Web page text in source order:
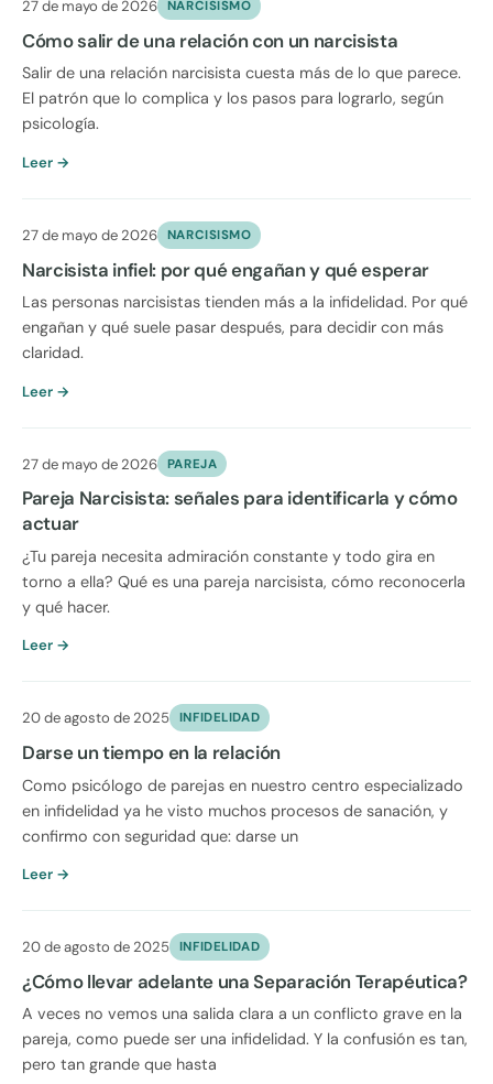
27 de mayo de 2026 NARCISISMO
Cómo salir de una relación con un narcisista
Salir de una relación narcisista cuesta más de lo que parece.
El patrón que lo complica y los pasos para lograrlo, según
psicología.
Leer →
27 de mayo de 2026 NARCISISMO
Narcisista infiel: por qué engañan y qué esperar
Las personas narcisistas tienden más a la infidelidad. Por qué
engañan y qué suele pasar después, para decidir con más
claridad.
Leer →
27 de mayo de 2026 PAREJA
Pareja Narcisista: señales para identificarla y cómo
actuar
¿Tu pareja necesita admiración constante y todo gira en
torno a ella? Qué es una pareja narcisista, cómo reconocerla
y qué hacer.
Leer →
20 de agosto de 2025 INFIDELIDAD
Darse un tiempo en la relación
Como psicólogo de parejas en nuestro centro especializado
en infidelidad ya he visto muchos procesos de sanación, y
confirmo con seguridad que: darse un
Leer →
20 de agosto de 2025 INFIDELIDAD
¿Cómo llevar adelante una Separación Terapéutica?
A veces no vemos una salida clara a un conflicto grave en la
pareja, como puede ser una infidelidad. Y la confusión es tan,
pero tan grande que hasta